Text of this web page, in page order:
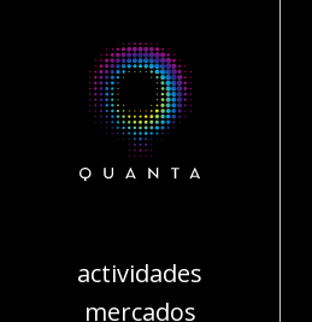
actividades
mercados